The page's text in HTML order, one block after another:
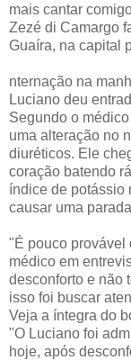
mais cantar
Zezé di Camargo
Guaíra, na capital
nternação na
Luciano deu
Segundo o
uma alteração no
diuréticos. Ele
coração batendo
índice de potássio
causar uma
"É pouco provável
médico em
desconforto e não
isso foi buscar
Veja a íntegra do
"O Luciano foi
hoje, após